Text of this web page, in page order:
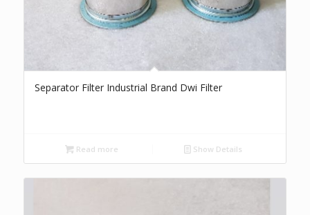
Separator Filter Industrial Brand Dwi Filter
Read more Show Details